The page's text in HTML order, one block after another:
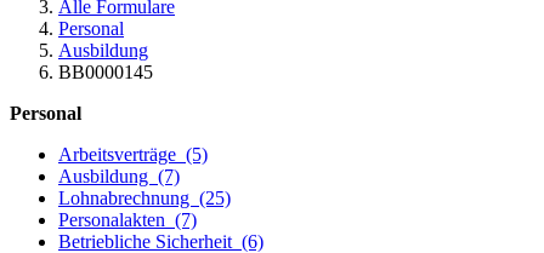
Alle Formulare
Personal
Ausbildung
BB0000145
Personal
Arbeitsverträge (5)
Ausbildung (7)
Lohnabrechnung (25)
Personalakten (7)
Betriebliche Sicherheit (6)